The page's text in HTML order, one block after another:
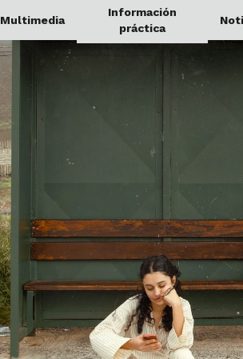
Multimedia
Información
práctica